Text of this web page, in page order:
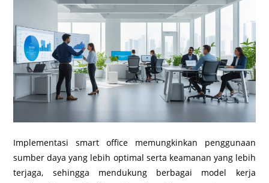
Implementasi smart office memungkinkan penggunaan
sumber daya yang lebih optimal serta keamanan yang lebih
terjaga, sehingga mendukung berbagai model kerja